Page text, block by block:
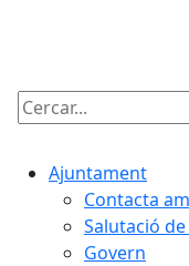
Cercar:
Ajuntament
Contacta
Salutació
Govern